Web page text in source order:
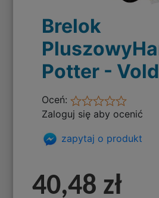
Brelok
Potter -
Oceń:
Zaloguj się aby ocenić
zapytaj o produkt
40,48 zł